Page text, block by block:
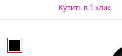
Купить в 1 клик